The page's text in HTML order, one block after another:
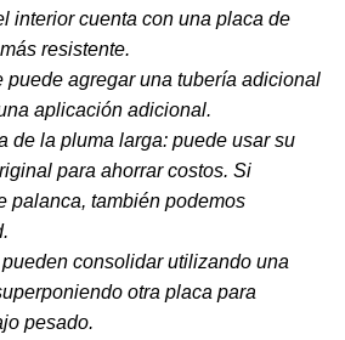
interior cuenta con una placa de
resistente.
puede agregar una tubería adicional
aplicación adicional.
de la pluma larga: puede usar su
para ahorrar costos. Si
palanca, también podemos
consolidar utilizando una
otra placa para
pesado.